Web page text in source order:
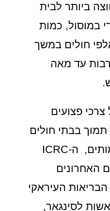
ביותר לבית
במוסול, כמות
חולים במשך
עד מאה
פצועים
בבתי חולים
באזורים נפגעי-עימותים, ה-ICRC
האחרונים
העיראקי
לסינגאר,